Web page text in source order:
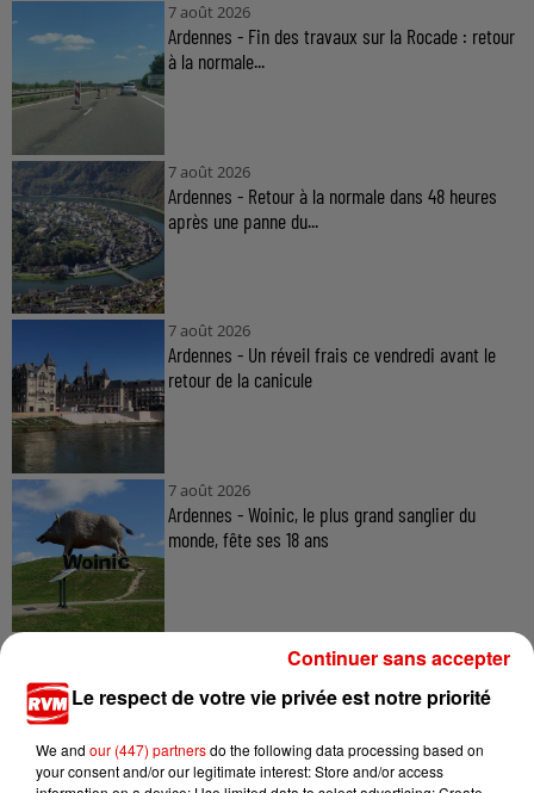
7 août 2026
Ardennes - Fin des travaux sur la Rocade : retour
à la normale...
7 août 2026
Ardennes - Retour à la normale dans 48 heures
après une panne du...
7 août 2026
Ardennes - Un réveil frais ce vendredi avant le
retour de la canicule
7 août 2026
Ardennes - Woinic, le plus grand sanglier du
monde, fête ses 18 ans
TITRES DIFFUSÉS
Le respect de votre vie privée est notre priorité
We and our (447) partnersdo the following data processing based on
your consent and/or our legitimate interest: Store and/or access
Continuer sans accepter